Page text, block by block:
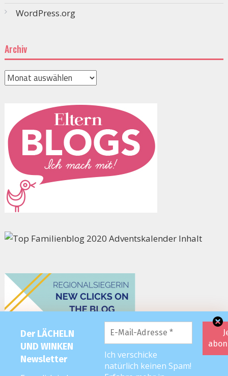
Der LÄCHELN
UND WINKEN
Newsletter
Ich verschicke
natürlich keinen Spam!
WordPress.org
Archiv
Archiv